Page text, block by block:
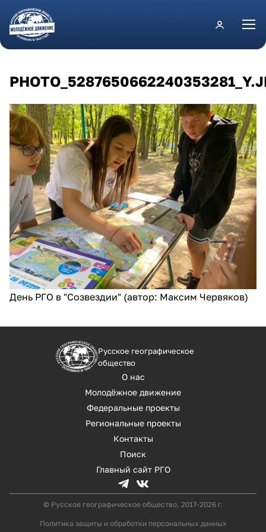
Перейти к основному содержанию
День РГО в "Созвездии" (автор: Максим Червяков)
Русское географическое
общество
О нас
Молодёжное движение
Федеральные проекты
Региональные проекты
Контакты
Поиск
Главный сайт РГО
© Русское географическое общество, 2017-2026 г.
Политика защиты и обработки персональных данных